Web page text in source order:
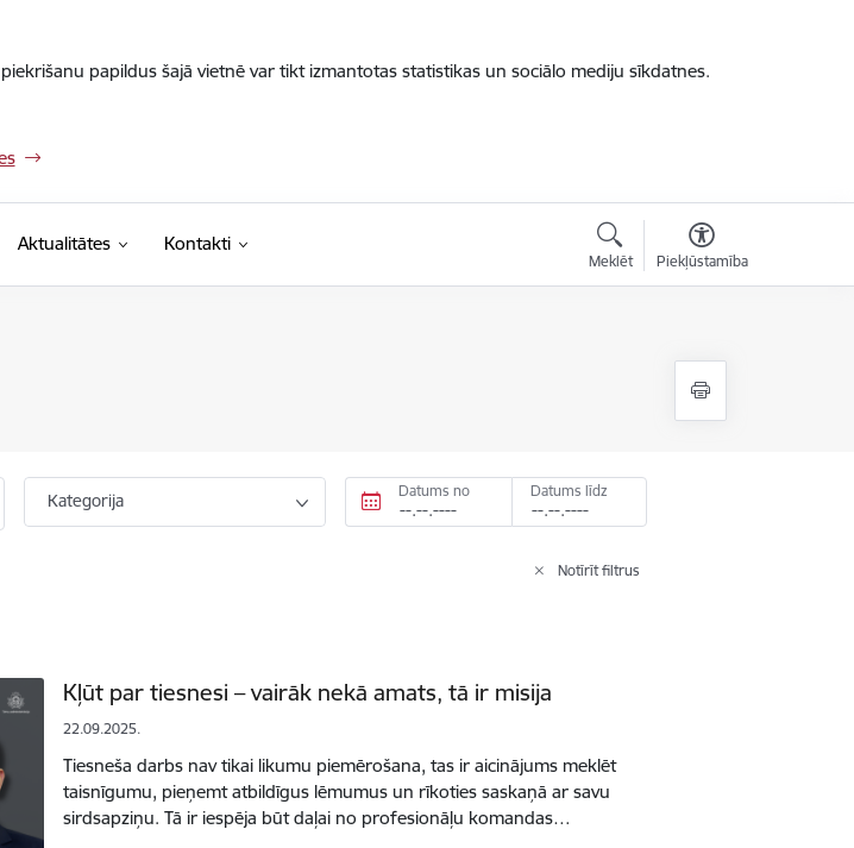
papildus šajā vietnē var tikt izmantotas statistikas un sociālo mediju sīkdatnes.
Aktualitātes Kontakti
Meklēt Piekļūstamība
Kategorija Datums no Datums līdz
Notīrīt filtrus
Kļūt par tiesnesi – vairāk nekā amats, tā ir misija
22.09.2025.
Tiesneša darbs nav tikai likumu piemērošana, tas ir aicinājums meklēt
taisnīgumu, pieņemt atbildīgus lēmumus un rīkoties saskaņā ar savu
sirdsapziņu. Tā ir iespēja būt daļai no profesionāļu komandas…